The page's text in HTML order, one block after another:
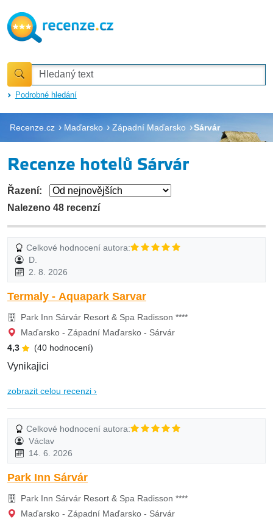
Podrobné hledání
Recenze.cz Maďarsko Západní Maďarsko Sárvár
Recenze hotelů Sárvár
Nalezeno 48 recenzí
Řazení:
Celkové hodnocení autora:
D.
2. 8. 2026
Termaly - Aquapark Sarvar
Park Inn Sárvár Resort & Spa Radisson ****
Maďarsko - Západní Maďarsko - Sárvár
4,3
(40 hodnocení)
Vynikajici
zobrazit celou recenzi ›
Celkové hodnocení autora:
Václav
14. 6. 2026
Park Inn Sárvár
Park Inn Sárvár Resort & Spa Radisson ****
Maďarsko - Západní Maďarsko - Sárvár